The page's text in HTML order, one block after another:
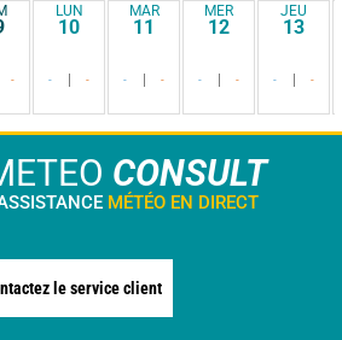
-
LUN
10
- -
MAR
11
- -
MER
12
- -
JEU
13
- -
CONSULT
MÉTÉO EN DIRECT
le service client